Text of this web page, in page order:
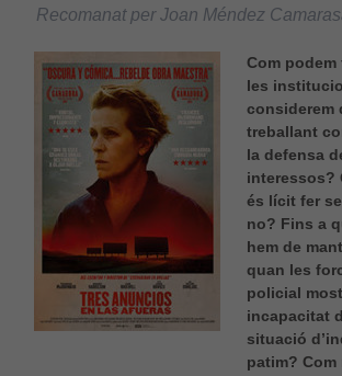
Recomanat per Joan Méndez
Com podem
les
considerem
treballant
la defensa
interessos?
és lícit fer
no? Fins a
hem de
quan les
policial
incapacitat
situació
patim? Com